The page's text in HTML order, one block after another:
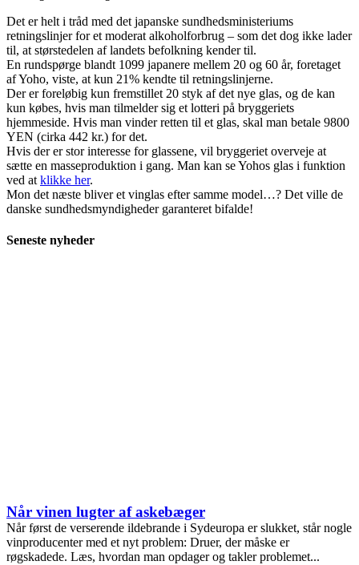
Det er helt i tråd med det japanske sundhedsministeriums
retningslinjer for et moderat alkoholforbrug – som det dog ikke lader
til, at størstedelen af landets befolkning kender til.
En rundspørge blandt 1099 japanere mellem 20 og 60 år, foretaget
af Yoho, viste, at kun 21% kendte til retningslinjerne.
Der er foreløbig kun fremstillet 20 styk af det nye glas, og de kan
kun købes, hvis man tilmelder sig et lotteri på bryggeriets
hjemmeside. Hvis man vinder retten til et glas, skal man betale 9800
YEN (cirka 442 kr.) for det.
Hvis der er stor interesse for glassene, vil bryggeriet overveje at
sætte en masseproduktion i gang. Man kan se Yohos glas i funktion
ved at klikke her.
Mon det næste bliver et vinglas efter samme model…? Det ville de
danske sundhedsmyndigheder garanteret bifalde!
Seneste nyheder
Når vinen lugter af askebæger
Når først de verserende ildebrande i Sydeuropa er slukket, står nogle
vinproducenter med et nyt problem: Druer, der måske er
røgskadede. Læs, hvordan man opdager og takler problemet...